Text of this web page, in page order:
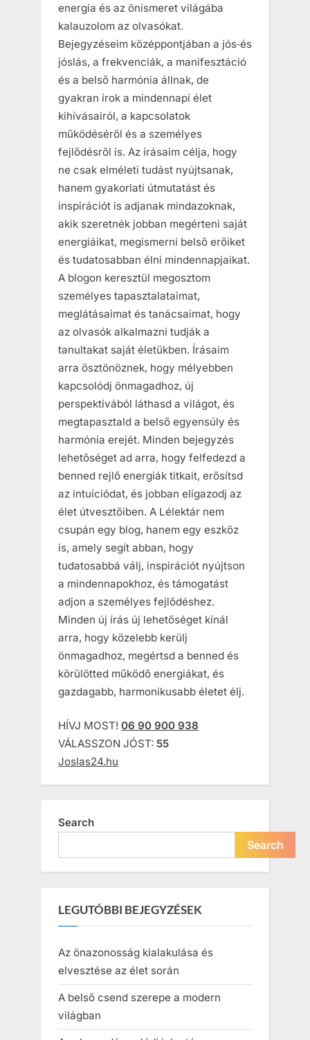
energia és az önismeret világába
kalauzolom az olvasókat.
Bejegyzéseim középpontjában a jós‑és
jóslás, a frekvenciák, a manifesztáció
és a belső harmónia állnak, de
gyakran írok a mindennapi élet
kihívásairól, a kapcsolatok
működéséről és a személyes
fejlődésről is. Az írásaim célja, hogy
ne csak elméleti tudást nyújtsanak,
hanem gyakorlati útmutatást és
inspirációt is adjanak mindazoknak,
akik szeretnék jobban megérteni saját
energiáikat, megismerni belső erőiket
és tudatosabban élni mindennapjaikat.
A blogon keresztül megosztom
személyes tapasztalataimat,
meglátásaimat és tanácsaimat, hogy
az olvasók alkalmazni tudják a
tanultakat saját életükben. Írásaim
arra ösztönöznek, hogy mélyebben
kapcsolódj önmagadhoz, új
perspektívából láthasd a világot, és
megtapasztald a belső egyensúly és
harmónia erejét. Minden bejegyzés
lehetőséget ad arra, hogy felfedezd a
benned rejlő energiák titkait, erősítsd
az intuíciódat, és jobban eligazodj az
élet útvesztőiben. A Lélektár nem
csupán egy blog, hanem egy eszköz
is, amely segít abban, hogy
tudatosabbá válj, inspirációt nyújtson
a mindennapokhoz, és támogatást
adjon a személyes fejlődéshez.
Minden új írás új lehetőséget kínál
arra, hogy közelebb kerülj
önmagadhoz, megértsd a benned és
körülötted működő energiákat, és
gazdagabb, harmonikusabb életet élj.
HÍVJ MOST! 06 90 900 938
VÁLASSZON JÓST: 55
Joslas24.hu
Search
Search
LEGUTÓBBI BEJEGYZÉSEK
Az önazonosság kialakulása és
elvesztése az élet során
A belső csend szerepe a modern
világban